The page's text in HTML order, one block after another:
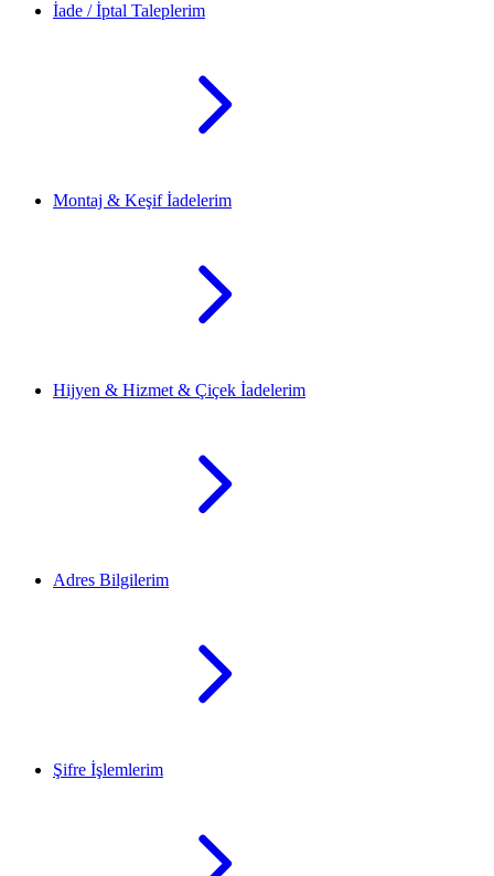
İade / İptal Taleplerim
Montaj & Keşif İadelerim
Hijyen & Hizmet & Çiçek İadelerim
Adres Bilgilerim
Şifre İşlemlerim